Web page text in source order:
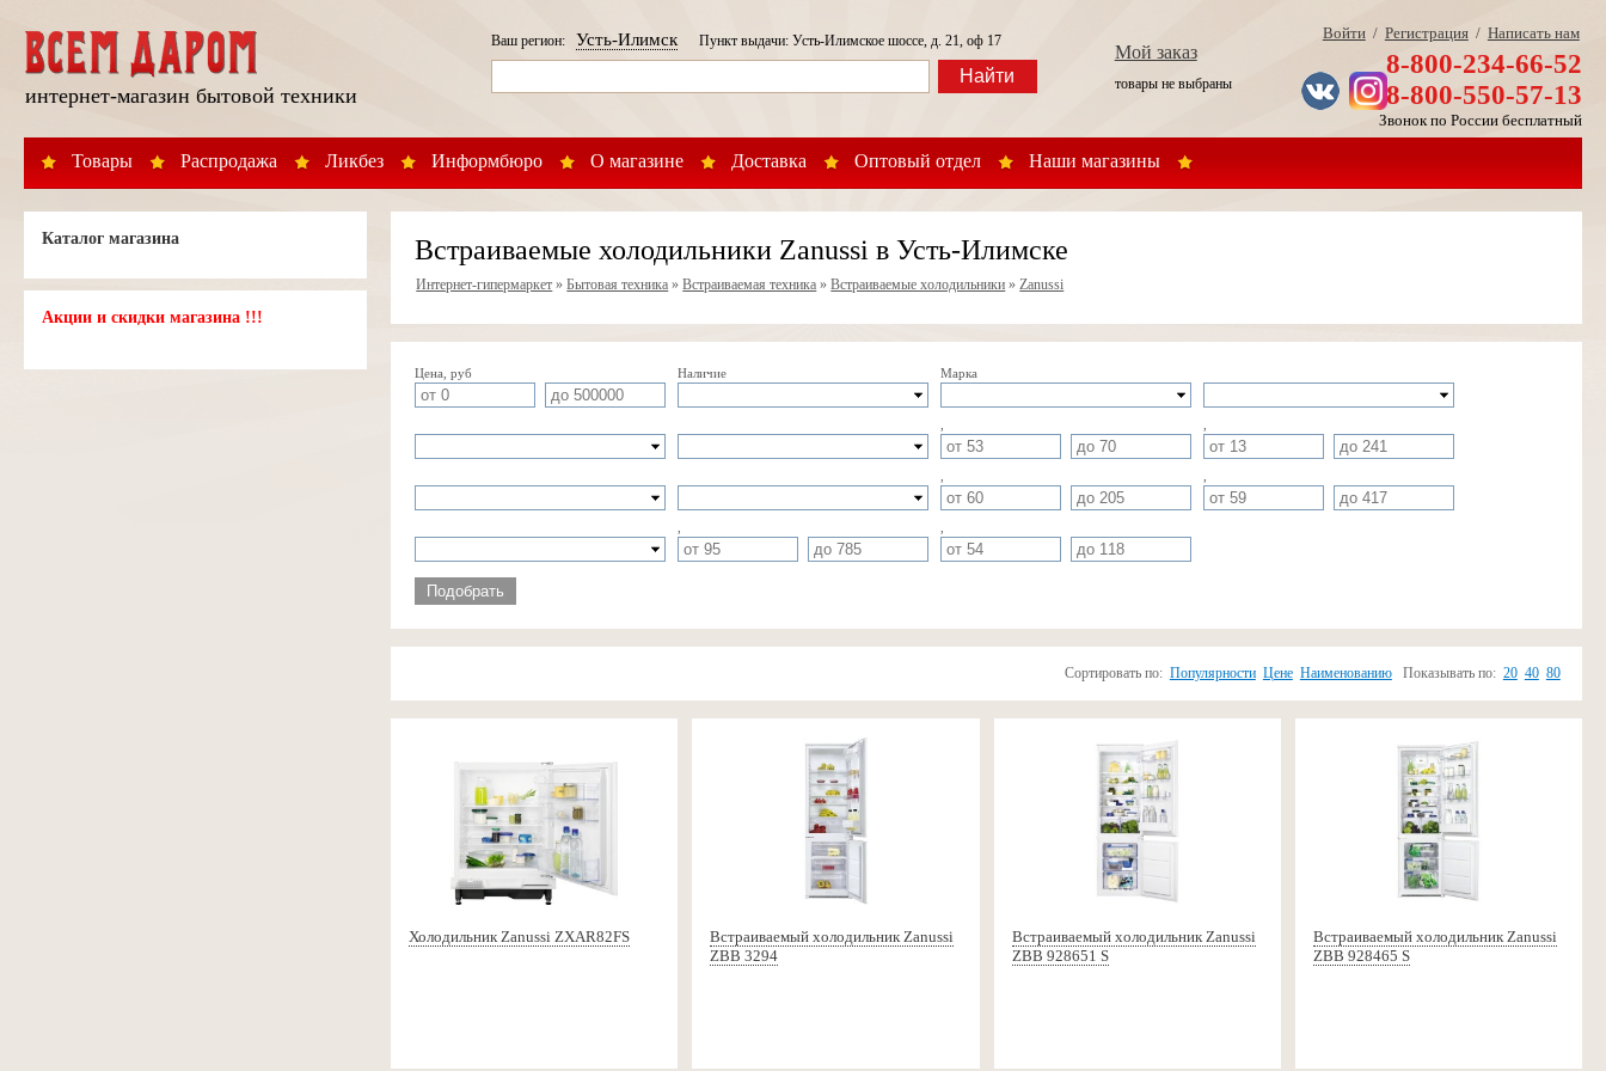
интернет-магазин бытовой техники
Товары Распродажа Ликбез Информбюро О магазине Доставка Оптовый отдел Наши магазины
Ваш регион: Усть-ИлимскПункт выдачи: Усть-Илимское шоссе, д. 21, оф 17
Найти
Мой заказ
товары не выбраны
Войти/ Регистрация/ Написать нам
8-800-234-66-52
8-800-550-57-13
Звонок по России бесплатный
Каталог магазина
Акции и скидки магазина !!!
Встраиваемые холодильники Zanussi в Усть-Илимске
Интернет-гипермаркет »Бытовая техника »Встраиваемая техника »Встраиваемые холодильники »Zanussi
Цена, руб Наличие Марка
Подобрать
Сортировать по: Популярности Цене Наименованию Показывать по: 20 40 80
Холодильник Zanussi ZXAR82FS
Встраиваемый холодильник Zanussi
ZBB 3294
Встраиваемый холодильник Zanussi
ZBB 928651 S
Встраиваемый холодильник Zanussi
ZBB 928465 S